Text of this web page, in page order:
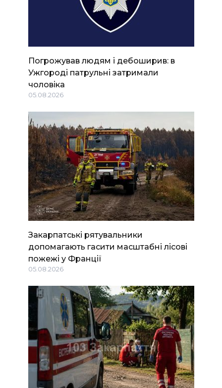
Погрожував людям і дебоширив: в
Ужгороді патрульні затримали
чоловіка
05.08.2026
Закарпатські рятувальники
допомагають гасити масштабні лісові
пожежі у Франції
05.08.2026